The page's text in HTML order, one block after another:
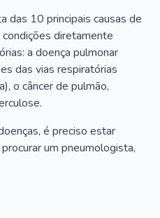
das 10 principais causas de
diretamente
a doença pulmonar
das vias respiratórias
o câncer de pulmão,
é preciso estar
um pneumologista,